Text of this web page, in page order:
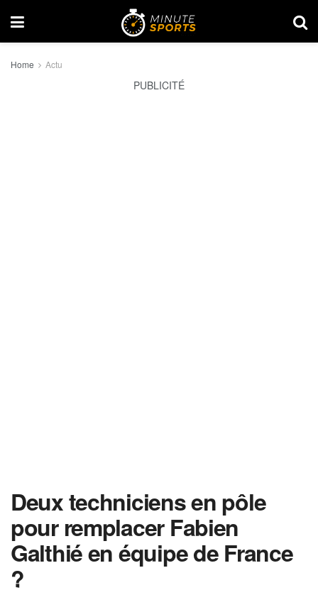
Home Actu
PUBLICITÉ
Deux techniciens en pôle
pour remplacer Fabien
Galthié en équipe de France
?